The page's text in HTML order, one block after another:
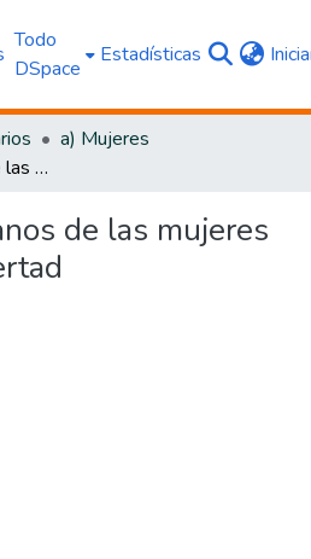
Todo
DSpace
Estadísticas
a) Mujeres
Derechos humanos de las mujeres privadas de libertad
de las mujeres